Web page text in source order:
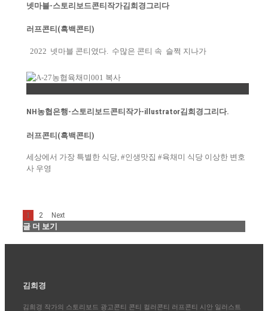
넷마블-스토리보드콘티작가김희경그리다
러프콘티(흑백콘티)
2022 넷마블 콘티였다. 수많은 콘티 속 슬쩍 지나가
NH농협은행-스토리보드콘티작가-illustrator김희경그리다.
러프콘티(흑백콘티)
세상에서 가장 특별한 식당, #인생맛집 #육채미 식당 이상한 변호
사 우영
1 2 Next
글 더 보기
김희경
김희경 작가의 스토리보드 광고콘티 콘티 컬러콘티 러프콘티 시안 일러스트